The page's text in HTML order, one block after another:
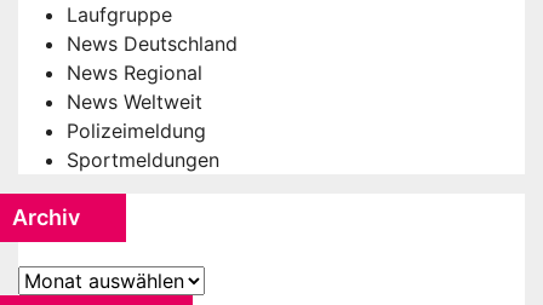
Laufgruppe
News Deutschland
News Regional
News Weltweit
Polizeimeldung
Sportmeldungen
Archiv
Archiv